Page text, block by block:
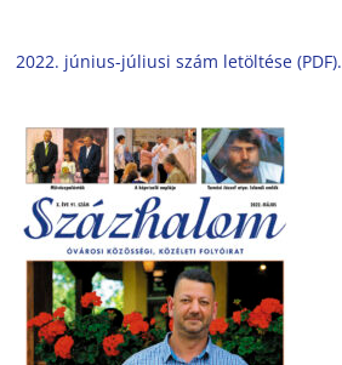
2022. június-júliusi szám letöltése (PDF).